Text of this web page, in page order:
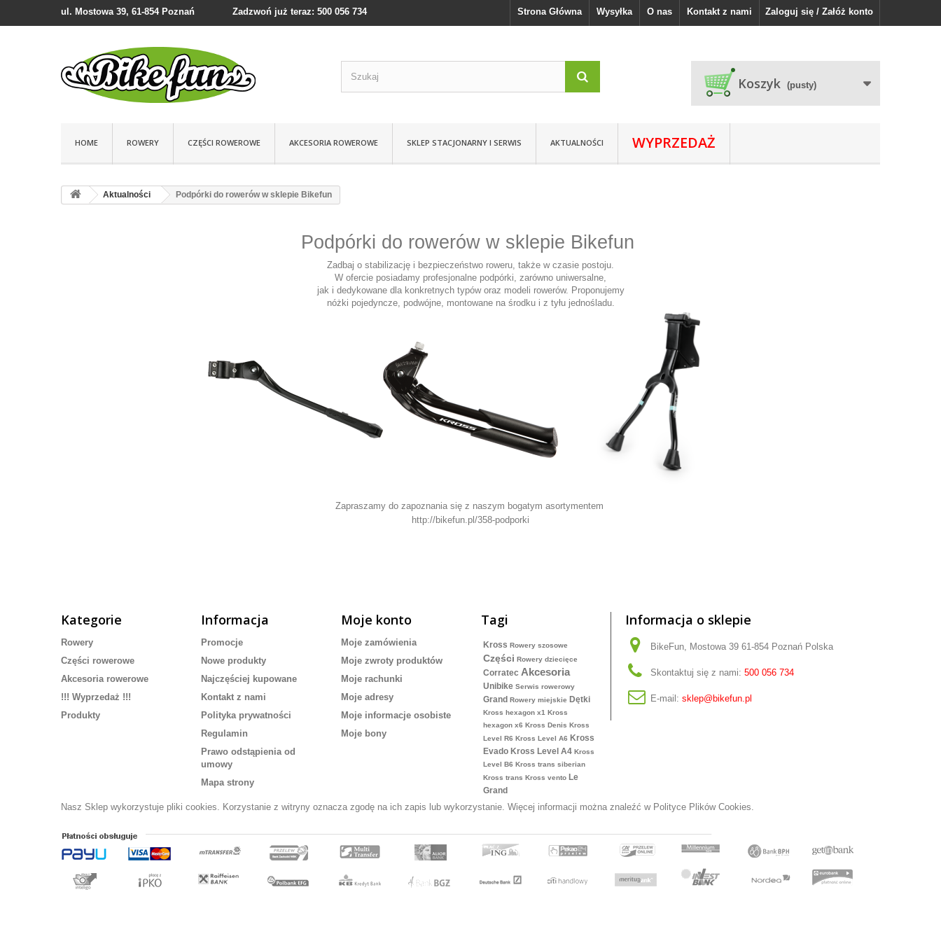
Zaloguj się / Załóż konto
Kontakt z nami
O nas
Wysyłka
Strona Główna
ul. Mostowa 39, 61-854 Poznań Zadzwoń już teraz: 500 056 734
Koszyk (pusty)
HOME ROWERY CZĘŚCI ROWEROWE AKCESORIA ROWEROWE SKLEP STACJONARNY I SERWIS AKTUALNOŚCI WYPRZEDAŻ
Aktualności Podpórki do rowerów w sklepie Bikefun
Podpórki do rowerów w sklepie Bikefun
Zadbaj o stabilizację i bezpieczeństwo roweru, także w czasie postoju.
W ofercie posiadamy profesjonalne podpórki, zarówno uniwersalne,
jak i dedykowane dla konkretnych typów oraz modeli rowerów. Proponujemy
nóżki pojedyncze, podwójne, montowane na środku i z tyłu jednośladu.
Zapraszamy do zapoznania się z naszym bogatym asortymentem
http://bikefun.pl/358-podporki
Kategorie
Rowery
Części rowerowe
Akcesoria rowerowe
!!! Wyprzedaż !!!
Produkty
Informacja
Promocje
Nowe produkty
Najczęściej kupowane
Kontakt z nami
Polityka prywatności
Regulamin
Prawo odstąpienia od
umowy
Mapa strony
Moje konto
Moje zamówienia
Moje zwroty produktów
Moje rachunki
Moje adresy
Moje informacje osobiste
Moje bony
Tagi
Kross Rowery szosowe
Części Rowery dziecięce
Corratec Akcesoria
Unibike Serwis rowerowy
Grand Rowery miejskie Dętki
Kross hexagon x1 Kross
hexagon x6 Kross Denis Kross
Level R6 Kross Level A6 Kross
Evado Kross Level A4 Kross
Level B6 Kross trans siberian
Kross trans Kross vento Le
Grand
Informacja o sklepie
BikeFun, Mostowa 39 61-854 Poznań Polska
Skontaktuj się z nami: 500 056 734
E-mail: sklep@bikefun.pl
Nasz Sklep wykorzystuje pliki cookies. Korzystanie z witryny oznacza zgodę na ich zapis lub wykorzystanie. Więcej informacji można znaleźć w Polityce Plików Cookies.